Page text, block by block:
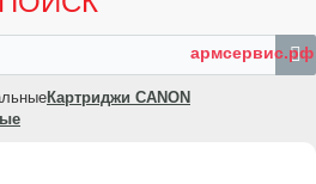
армсервис.рф
Картриджи CANON